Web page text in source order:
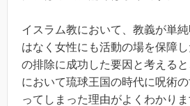
イスラム教において、教義が単
はなく女性にも活動の場を保障
の排除に成功した要因と考える
において琉球王国の時代に呪術
ってしまった理由がよくわかり